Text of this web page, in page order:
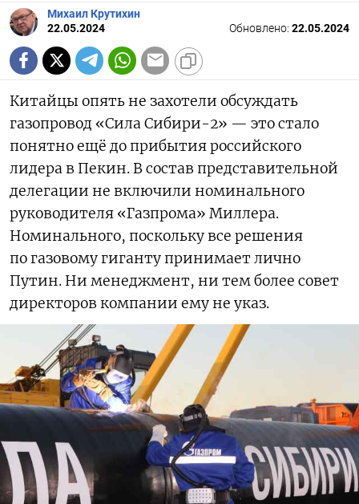
Михаил Крутихин
22.05.2024
Обновлено: 22.05.2024
Китайцы опять не захотели обсуждать
газопровод «Сила Сибири-2» — это стало
понятно ещё до прибытия российского
лидера в Пекин. В состав представительной
делегации не включили номинального
руководителя «Газпрома» Миллера.
Номинального, поскольку все решения
по газовому гиганту принимает лично
Путин. Ни менеджмент, ни тем более совет
директоров компании ему не указ.